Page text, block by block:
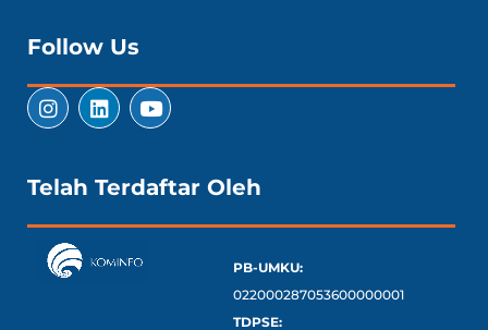
Follow Us
Telah Terdaftar Oleh
PB-UMKU:
022000287053600000001
TDPSE: